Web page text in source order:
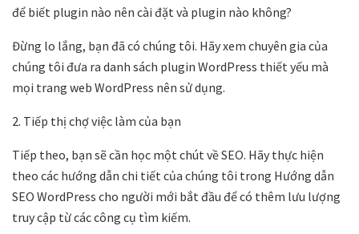
để biết plugin nào nên cài đặt và plugin nào không?
Đừng lo lắng, bạn đã có chúng tôi. Hãy xem chuyên gia của
chúng tôi đưa ra danh sách plugin WordPress thiết yếu mà
mọi trang web WordPress nên sử dụng.
2. Tiếp thị chợ việc làm của bạn
Tiếp theo, bạn sẽ cần học một chút về SEO. Hãy thực hiện
theo các hướng dẫn chi tiết của chúng tôi trong Hướng dẫn
SEO WordPress cho người mới bắt đầu để có thêm lưu lượng
truy cập từ các công cụ tìm kiếm.